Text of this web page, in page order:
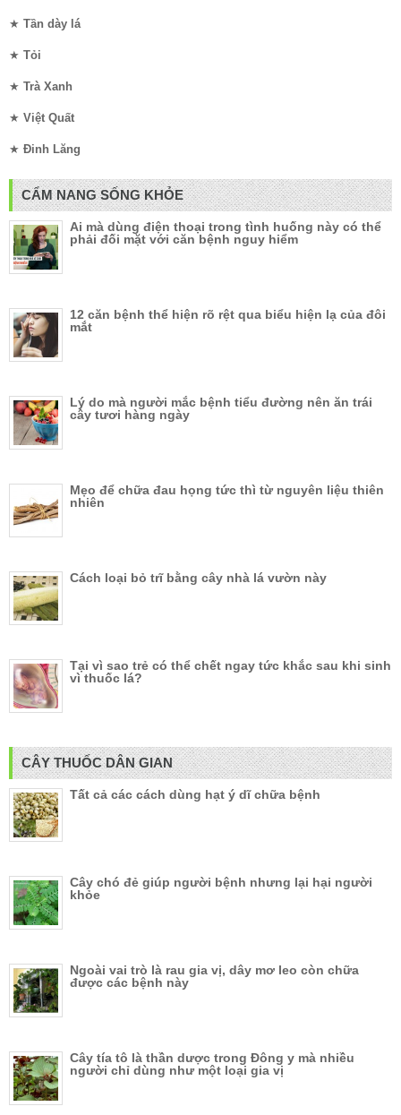
★ Tần dày lá
★ Tỏi
★ Trà Xanh
★ Việt Quất
★ Đinh Lăng
CẨM NANG SỐNG KHỎE
Ai mà dùng điện thoại trong tình huống này có thể
phải đối mặt với căn bệnh nguy hiểm
12 căn bệnh thể hiện rõ rệt qua biểu hiện lạ của đôi
mắt
Lý do mà người mắc bệnh tiểu đường nên ăn trái
cây tươi hàng ngày
Mẹo để chữa đau họng tức thì từ nguyên liệu thiên
nhiên
Cách loại bỏ trĩ bằng cây nhà lá vườn này
Tại vì sao trẻ có thể chết ngay tức khắc sau khi sinh
vì thuốc lá?
CÂY THUỐC DÂN GIAN
Tất cả các cách dùng hạt ý dĩ chữa bệnh
Cây chó đẻ giúp người bệnh nhưng lại hại người
khỏe
Ngoài vai trò là rau gia vị, dây mơ leo còn chữa
được các bệnh này
Cây tía tô là thần dược trong Đông y mà nhiều
người chỉ dùng như một loại gia vị